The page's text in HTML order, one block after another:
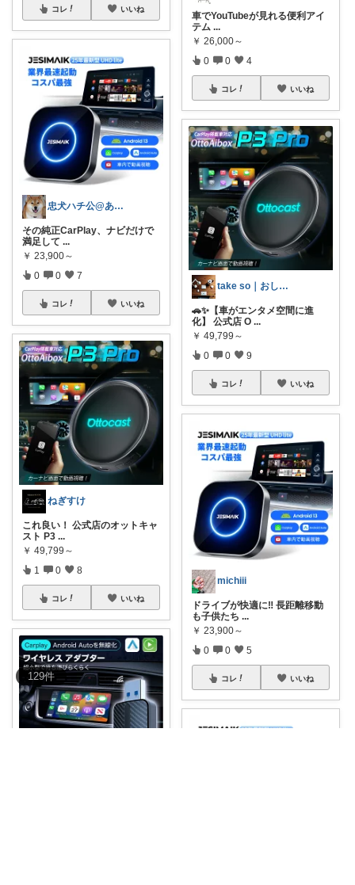
129件
コレ いいね
忠犬ハチ公@あなたのくらしに輝きを✨
その純正CarPlay、ナビだけで
満足して ...
￥ 23,900～
0 0 7
コレ いいね
ねぎすけ
これ良い！ 公式店のオットキャ
スト P3 ...
￥ 49,799～
1 0 8
コレ いいね
車でYouTubeが見れる便利アイ
テム ...
￥ 26,000～
0 0 4
コレ いいね
take so｜おしゃれ家電と便利グッズ
🚗✨【車がエンタメ空間に進
化】 公式店 O ...
￥ 49,799～
0 0 9
コレ いいね
michiii
ドライブが快適に‼️ 長距離移動
も子供たち ...
￥ 23,900～
0 0 5
コレ いいね